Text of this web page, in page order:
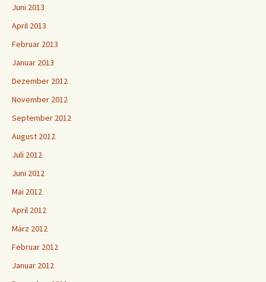
Juni 2013
April 2013
Februar 2013
Januar 2013
Dezember 2012
November 2012
September 2012
August 2012
Juli 2012
Juni 2012
Mai 2012
April 2012
März 2012
Februar 2012
Januar 2012